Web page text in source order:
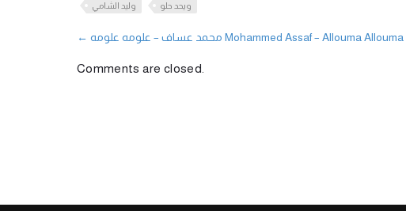
وليد الشامي
ويحد حلو
← محمد عساف – علومه علومه Mohammed Assaf – Allouma Allouma
Comments are closed.